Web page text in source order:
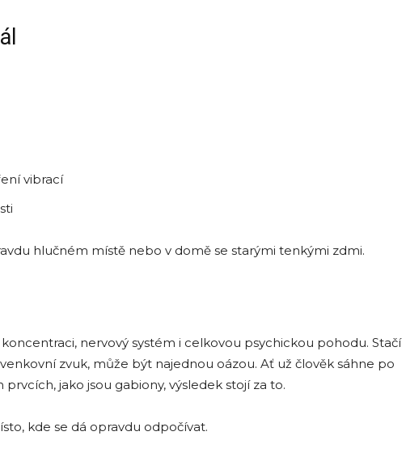
vibrací
hlučném místě nebo v domě se starými tenkými zdmi.
nervový systém i celkovou psychickou pohodu. Stačí
zvuk, může být najednou oázou. Ať už člověk sáhne po
jako jsou gabiony, výsledek stojí za to.
kde se dá opravdu odpočívat.